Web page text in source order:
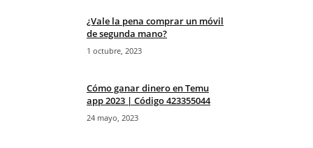
¿Vale la pena comprar un móvil
de segunda mano?
1 octubre, 2023
Cómo ganar dinero en Temu
app 2023 | Código 423355044
24 mayo, 2023